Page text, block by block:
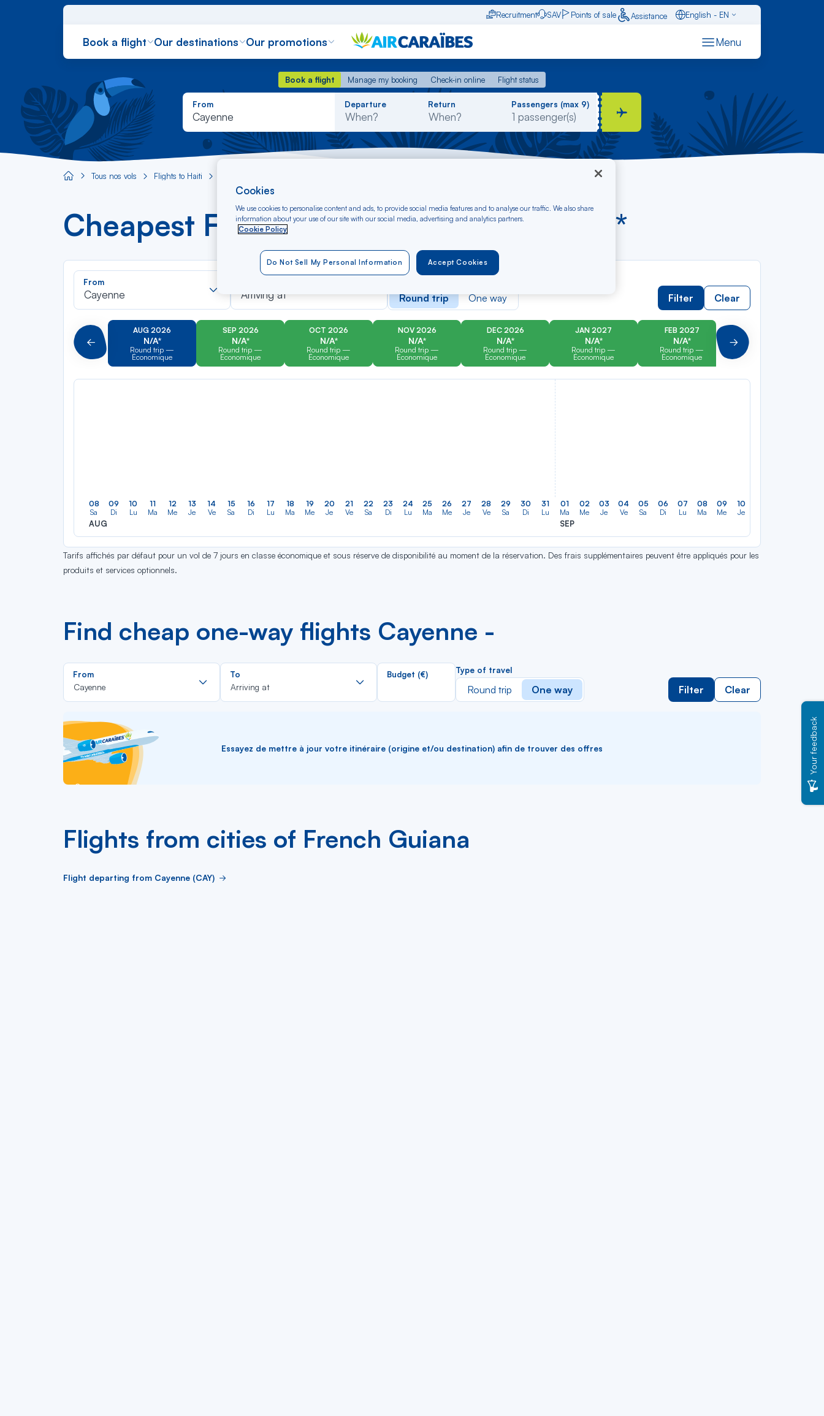
Recruitment SAV Points of sale Assistance
English - EN
Book a flight Our destinations Our promotions Menu
Book a flight Manage my booking Check-in online
Flight status
Book a flight
Manage my booking Check-in online Flight status
From
Cayenne
Rechercher
dans
liste
Departure Return Passengers (max 9)
Aircaraibes.com
Tous nos vols Flights to Haiti
Cheapest Flight Cayenne to Haiti from €*
From
Cayenne
Rechercher
dans
la
liste
Arriving at
Rechercher
dans
la
liste
Type of travel
Round trip One way Filter Clear
Précédent
AUG 2026
N/A*
Round trip —
Économique
SEP 2026
N/A*
Round trip —
Économique
OCT 2026
N/A*
Round trip —
Économique
NOV 2026
N/A*
Round trip —
Économique
DEC 2026
N/A*
Round trip —
Économique
JAN 2027
N/A*
Round trip —
Économique
FEB 2027
N/A*
Round trip —
Économique
Round trip —
Suivant
08
Sa
AUG
09
Di
10
Lu
11
Ma
12
Me
13
Je
14
Ve
15
Sa
16
Di
17
Lu
18
Ma
19
Me
20
Je
21
Ve
22
Sa
23
Di
24
Lu
25
Ma
26
Me
27
Je
28
Ve
29
Sa
30
Di
31
Lu
01
Ma
SEP
02
Me
03
Je
04
Ve
05
Sa
06
Di
07
Lu
08
Ma
09
Me
10
Je
Tarifs affichés par défaut pour un vol de 7 jours en classe économique et sous réserve de disponibilité au moment de la réservation. Des frais supplémentaires peuvent être appliqués pour les
produits et services optionnels.
Find cheap one-way flights Cayenne -
From
Cayenne
Rechercher
dans
la
To
Arriving at
Rechercher
la
Budget (€) Type of travel
Round trip One way Filter Clear
Essayez de mettre à jour votre itinéraire (origine et/ou destination) afin de trouver des offres
Flights from cities of French Guiana
Flight departing from Cayenne (CAY)
Cookies
We use cookies to personalise content and ads, to provide social media features and to analyse our traffic. We also share
information about your use of our site with our social media, advertising and analytics partners.
Cookie Policy
Accept Cookies
Do Not Sell My Personal Information
Your feedback